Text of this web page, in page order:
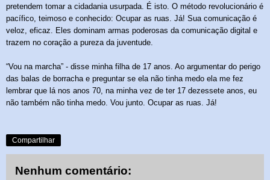
pretendem tomar a cidadania usurpada. É isto. O método revolucionário é
pacífico, teimoso e conhecido: Ocupar as ruas. Já! Sua comunicação é
veloz, eficaz. Eles dominam armas poderosas da comunicação digital e
trazem no coração a pureza da juventude.
“Vou na marcha” - disse minha filha de 17 anos. Ao argumentar do perigo
das balas de borracha e preguntar se ela não tinha medo ela me fez
lembrar que lá nos anos 70, na minha vez de ter 17 dezessete anos, eu
não também não tinha medo. Vou junto. Ocupar as ruas. Já!
Compartilhar
Nenhum comentário: